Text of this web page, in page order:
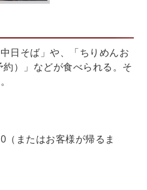
日そば」や、「ちりめんお
）」などが食べられる。そ
またはお客様が帰るま